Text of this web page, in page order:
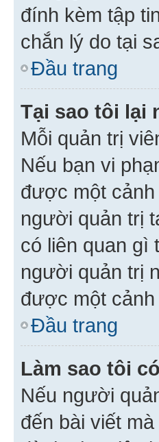
đính kèm tập
chắn lý do tại
Đầu trang
Tại sao tôi lại
Mỗi quản trị
Nếu bạn vi
được một
người quản trị
có liên quan gì
người quản trị
được một cảnh
Đầu trang
Làm sao tôi
Nếu người
đến bài viết